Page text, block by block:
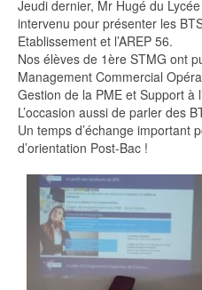
Jeudi dernier, Mr Hugé du
intervenu pour présenter les
Etablissement et l’AREP 56.
Nos élèves de 1ère STMG ont
Management Commercial
Gestion de la PME et Support à
L’occasion aussi de parler des
Un temps d’échange important
d’orientation Post-Bac !